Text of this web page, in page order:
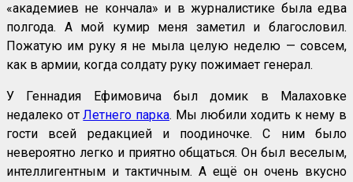
«академиев не кончала» и в журналистике была едва
полгода. А мой кумир меня заметил и благословил.
Пожатую им руку я не мыла целую неделю — совсем,
как в армии, когда солдату руку пожимает генерал.
У Геннадия Ефимовича был домик в Малаховке
недалеко отЛетнего парка. Мы любили ходить к нему в
гости всей редакцией и поодиночке. С ним было
невероятно легко и приятно общаться. Он был веселым,
интеллигентным и тактичным. А ещё он очень вкусно